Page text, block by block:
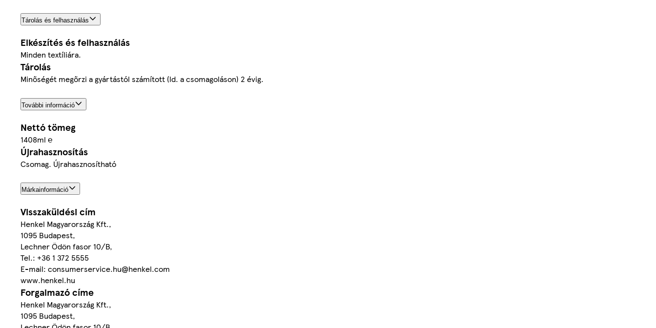
Tárolás és felhasználás
Elkészítés és felhasználás
Minden textíliára.
Tárolás
Minőségét megőrzi a gyártástól számított (ld. a csomagoláson) 2 évig.
További információ
Nettó tömeg
1408ml ℮
Újrahasznosítás
Csomag. Újrahasznosítható
Márkainformáció
Visszaküldési cím
Henkel Magyarország Kft.,
1095 Budapest,
Lechner Ödön fasor 10/B,
Tel.: +36 1 372 5555
E-mail: consumerservice.hu@henkel.com
www.henkel.hu
Forgalmazó címe
Henkel Magyarország Kft.,
1095 Budapest,